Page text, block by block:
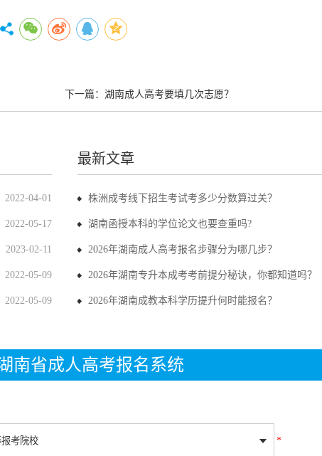
下一篇： 湖南成人高考要填几次志愿？
2022-04-01
2022-05-17
2023-02-11
2022-05-09
2022-05-09
最新文章
株洲成考线下招生考试考多少分数算过关？
湖南函授本科的学位论文也要查重吗?
2026年湖南成人高考报名步骤分为哪几步？
2026年湖南专升本成考考前提分秘诀，你都知道吗？
2026年湖南成教本科学历提升何时能报名？
南省成人高考报名系统
*